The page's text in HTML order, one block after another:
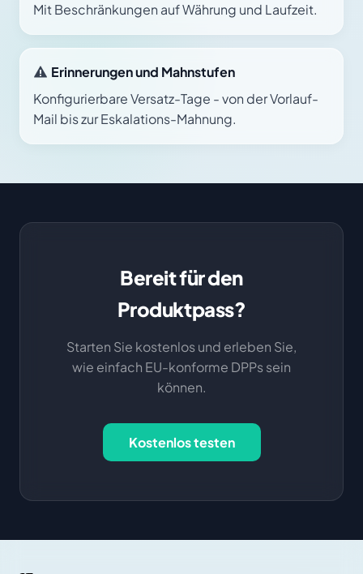
Mit Beschränkungen auf Währung und Laufzeit.
Erinnerungen und Mahnstufen
Konfigurierbare Versatz-Tage - von der Vorlauf-
Mail bis zur Eskalations-Mahnung.
Bereit für den
Produktpass?
Starten Sie kostenlos und erleben Sie,
wie einfach EU-konforme DPPs sein
können.
Kostenlos testen